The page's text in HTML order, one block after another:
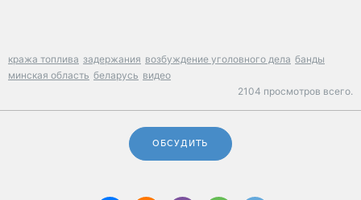
кража топлива задержания возбуждение уголовного дела банды
минская область беларусь видео
2104 просмотров всего.
ОБСУДИТЬ